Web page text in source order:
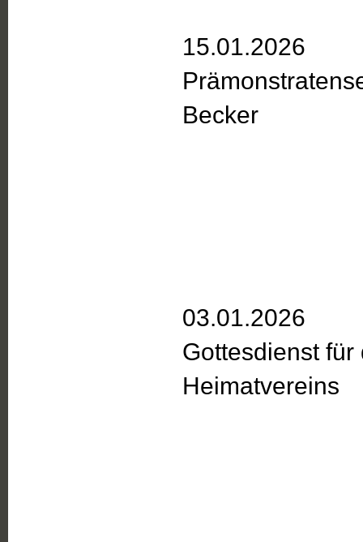
15.01.2026
Becker
03.01.2026
Gottesdienst für
Heimatvereins